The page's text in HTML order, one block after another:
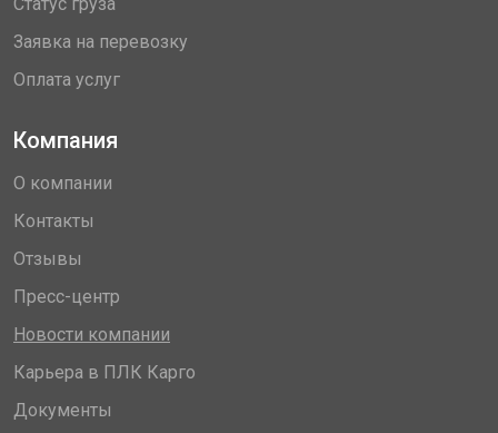
Заявка на перевозку
Оплата услуг
Компания
О компании
Контакты
Отзывы
Пресс-центр
Новости компании
Карьера в ПЛК Карго
Документы